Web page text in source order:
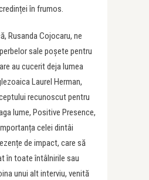
în frumos.
Rusanda Cojocaru, ne
sale poșete pentru
au cucerit deja lumea
Laurel Herman,
recunoscut pentru
lume, Positive Presence,
celei dintâi
de impact, care să
în toate întâlnirile sau
unui alt interviu, venită